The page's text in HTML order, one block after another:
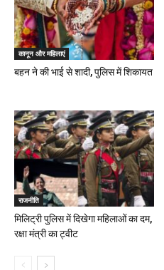
कानून और महिलाएं
बहन ने की भाई से शादी, पुलिस में शिकायत
राजनीति
मिलिट्री पुलिस में दिखेगा महिलाओं का दम,
रक्षा मंत्री का ट्वीट